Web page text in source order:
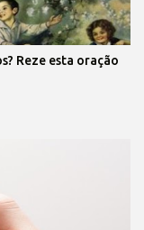
Reze esta oração